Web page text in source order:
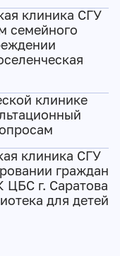
клиника СГУ
семейного
клинике
клиника СГУ
граждан
г. Саратова
для детей